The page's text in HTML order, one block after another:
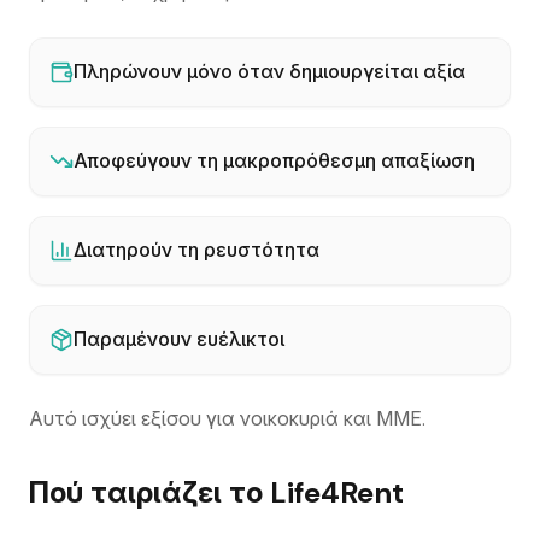
Πληρώνουν μόνο όταν δημιουργείται αξία
Αποφεύγουν τη μακροπρόθεσμη απαξίωση
Διατηρούν τη ρευστότητα
Παραμένουν ευέλικτοι
Αυτό ισχύει εξίσου για νοικοκυριά και ΜΜΕ.
Πού ταιριάζει το Life4Rent